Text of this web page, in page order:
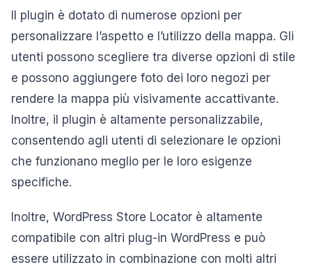
Il plugin è dotato di numerose opzioni per
personalizzare l’aspetto e l’utilizzo della mappa. Gli
utenti possono scegliere tra diverse opzioni di stile
e possono aggiungere foto dei loro negozi per
rendere la mappa più visivamente accattivante.
Inoltre, il plugin è altamente personalizzabile,
consentendo agli utenti di selezionare le opzioni
che funzionano meglio per le loro esigenze
specifiche.
Inoltre, WordPress Store Locator è altamente
compatibile con altri plug-in WordPress e può
essere utilizzato in combinazione con molti altri